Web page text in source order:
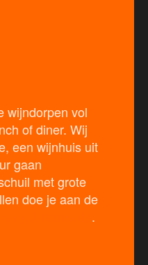
wijndorpen vol
of diner. Wij
een wijnhuis uit
gaan
met grote
doe je aan de
.